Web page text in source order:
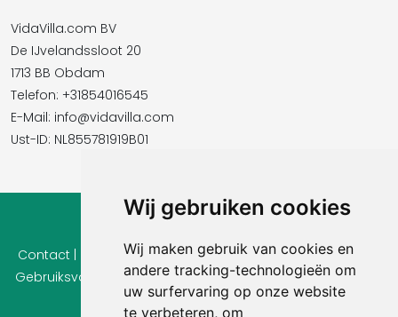
Wij gebruiken cookies
Wij maken gebruik van cookies en
andere tracking-technologieën om
uw surfervaring op onze website
te verbeteren, om
VidaVilla.com BV
De IJvelandssloot 20
1713 BB Obdam
Telefon: +31854016545
E-Mail:​​​​ info@vidavilla.com
Ust-ID: NL855781919B01
Contact |Cookie instellingen|Herroepingsrecht
Gebruiksvoorwaarden|Imprint |Informatie Beoordelingen